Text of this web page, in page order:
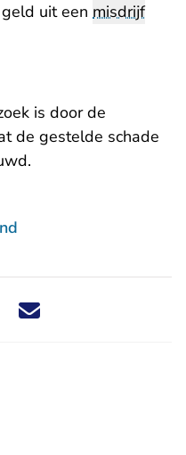
uit een misdrijf
is door de
de gestelde schade
dit nieuwsbericht via X -
Deel dit nieuwsbericht via
Deel dit nieuwsbericht
Deel dit